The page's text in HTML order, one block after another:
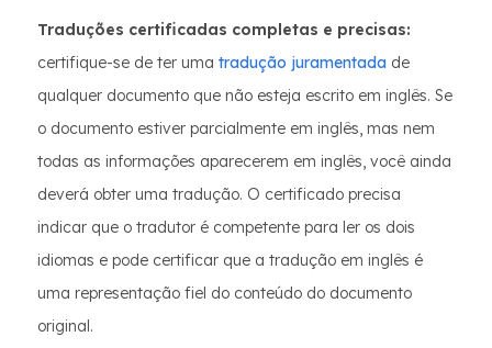
Traduções certificadas completas e precisas:
certifique-se de ter uma tradução juramentada de
qualquer documento que não esteja escrito em inglês. Se
o documento estiver parcialmente em inglês, mas nem
todas as informações aparecerem em inglês, você ainda
deverá obter uma tradução. O certificado precisa
indicar que o tradutor é competente para ler os dois
idiomas e pode certificar que a tradução em inglês é
uma representação fiel do conteúdo do documento
original.